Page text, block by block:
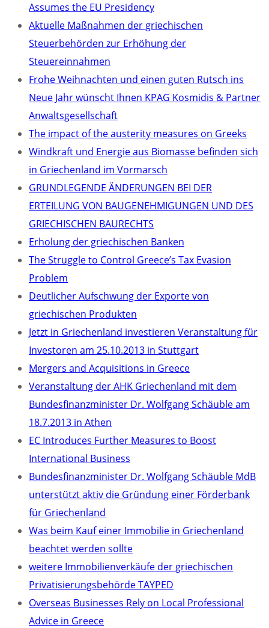
Assumes the EU Presidency
Aktuelle Maßnahmen der griechischen
Steuerbehörden zur Erhöhung der
Steuereinnahmen
Frohe Weihnachten und einen guten Rutsch ins
Neue Jahr wünscht Ihnen KPAG Kosmidis & Partner
Anwaltsgesellschaft
The impact of the austerity measures on Greeks
Windkraft und Energie aus Biomasse befinden sich
in Griechenland im Vormarsch
GRUNDLEGENDE ÄNDERUNGEN BEI DER
ERTEILUNG VON BAUGENEHMIGUNGEN UND DES
GRIECHISCHEN BAURECHTS
Erholung der griechischen Banken
The Struggle to Control Greece’s Tax Evasion
Problem
Deutlicher Aufschwung der Exporte von
griechischen Produkten
Jetzt in Griechenland investieren Veranstaltung für
Investoren am 25.10.2013 in Stuttgart
Mergers and Acquisitions in Greece
Veranstaltung der AHK Griechenland mit dem
Bundesfinanzminister Dr. Wolfgang Schäuble am
18.7.2013 in Athen
EC Introduces Further Measures to Boost
International Business
Bundesfinanzminister Dr. Wolfgang Schäuble MdB
unterstützt aktiv die Gründung einer Förderbank
für Griechenland
Was beim Kauf einer Immobilie in Griechenland
beachtet werden sollte
weitere Immobilienverkäufe der griechischen
Privatisierungsbehörde TAYPED
Overseas Businesses Rely on Local Professional
Advice in Greece